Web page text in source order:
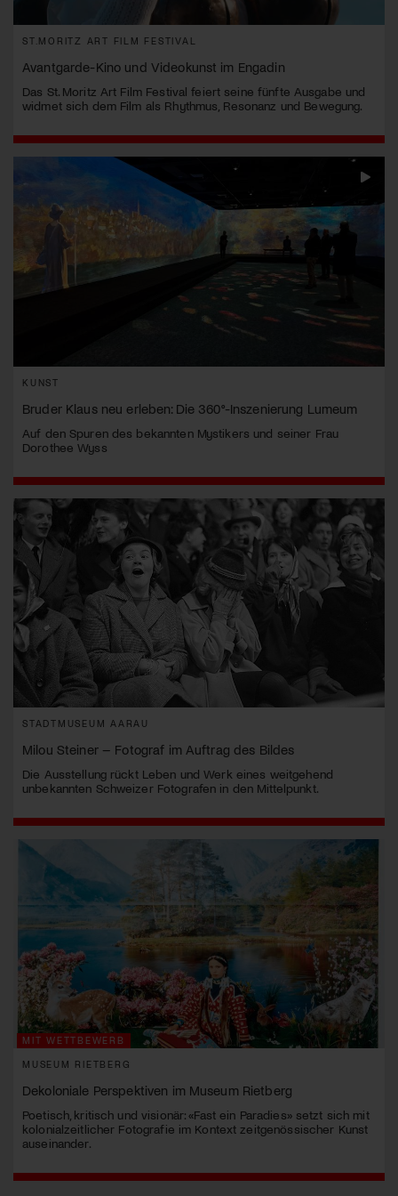
ST.MORITZ ART FILM FESTIVAL
Avantgarde-Kino und Videokunst im Engadin
Das St. Moritz Art Film Festival feiert seine fünfte Ausgabe und
widmet sich dem Film als Rhythmus, Resonanz und Bewegung.
KUNST
Bruder Klaus neu erleben: Die 360°-Inszenierung Lumeum
Auf den Spuren des bekannten Mystikers und seiner Frau
Dorothee Wyss
STADTMUSEUM AARAU
Milou Steiner – Fotograf im Auftrag des Bildes
Die Ausstellung rückt Leben und Werk eines weitgehend
unbekannten Schweizer Fotografen in den Mittelpunkt.
MIT WETTBEWERB
MUSEUM RIETBERG
Dekoloniale Perspektiven im Museum Rietberg
Poetisch, kritisch und visionär: «Fast ein Paradies» setzt sich mit
kolonialzeitlicher Fotografie im Kontext zeitgenössischer Kunst
auseinander.